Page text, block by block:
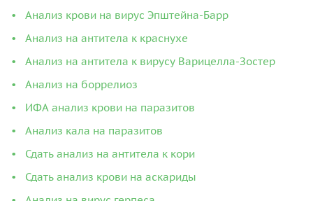
Анализ крови на вирус Эпштейна-Барр
Анализ на антитела к краснухе
Анализ на антитела к вирусу Варицелла-Зостер
Анализ на боррелиоз
ИФА анализ крови на паразитов
Анализ кала на паразитов
Сдать анализ на антитела к кори
Сдать анализ крови на аскариды